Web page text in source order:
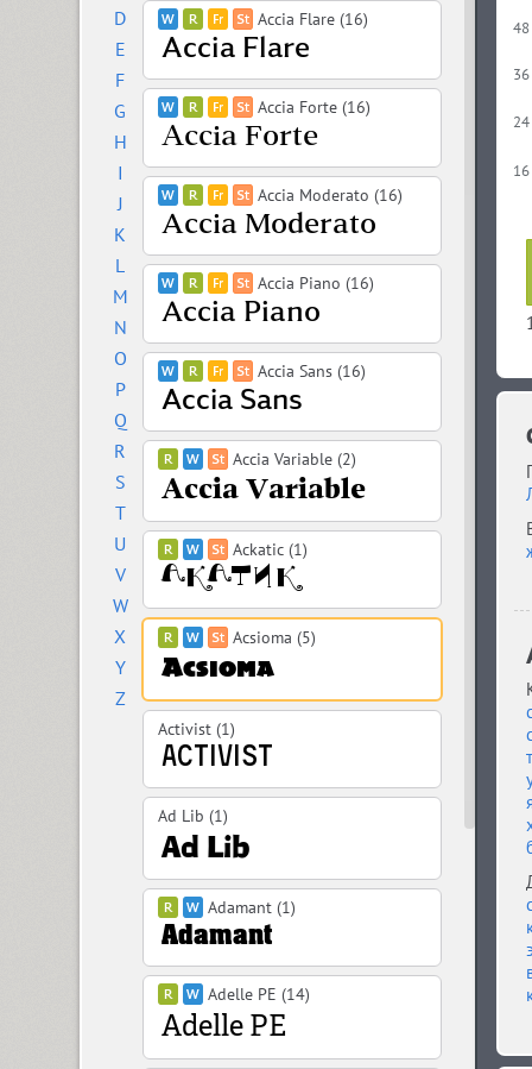
D
E
F
G
H
I
J
K
L
M
N
O
P
Q
R
S
T
U
V
W
X
Y
Z
Accia Flare (16)
Accia Forte (16)
Accia Moderato (16)
Accia Piano (16)
Accia Sans (16)
Accia Variable (2)
Ackatic (1)
Acsioma (5)
Activist (1)
Ad Lib (1)
Adamant (1)
Adelle PE (14)